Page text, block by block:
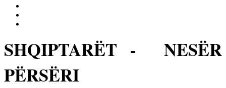
SHQIPTARËT -
NESËR
PËRSËRI